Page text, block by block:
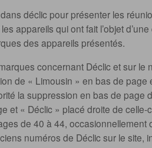
déclic pour présenter les
appareils qui ont fait l’objet
des appareils présentés.
concernant Déclic et sur le
de « Limousin » en bas de page
la suppression en bas de page
et « Déclic » placé droite de celle-
de 40 à 44, occasionnellement
numéros de Déclic sur le site,